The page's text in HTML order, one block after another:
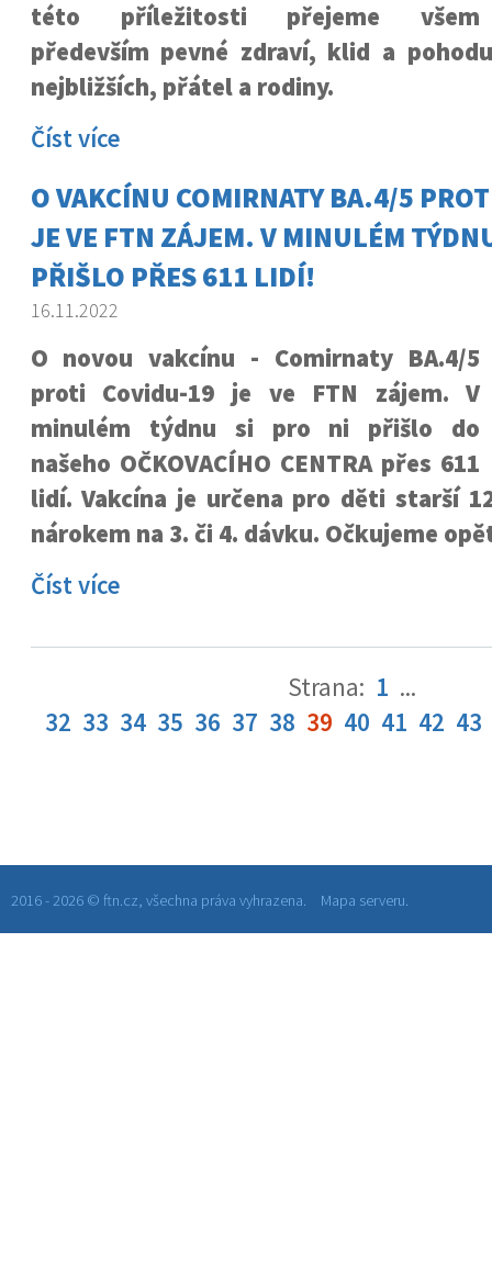
této příležitosti přejeme všem
především pevné zdraví, klid a
nejbližších, přátel a rodiny.
Číst více
O VAKCÍNU COMIRNATY BA.4/5
JE VE FTN ZÁJEM. V MINULÉM
PŘIŠLO PŘES 611 LIDÍ!
16.11.2022
O novou vakcínu - Comirnaty BA.4/5
proti Covidu-19 je ve FTN zájem. V
minulém týdnu si pro ni přišlo do
našeho OČKOVACÍHO CENTRA přes 611
lidí. Vakcína je určena pro děti starší
nárokem na 3. či 4. dávku. Očkujeme
Číst více
Strana: 1 ...
32 33 34 35 36 37 38 39 40 41 42 43
2016 - 2026 © ftn.cz, všechna práva vyhrazena. Mapa serveru.